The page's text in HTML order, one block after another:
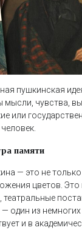
пушкинская
чувства,
или
памяти
— это не
цветов. Это
театральные
один из
и в